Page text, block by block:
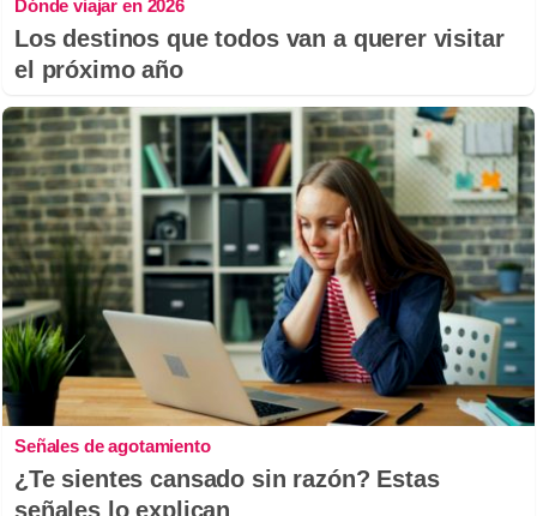
Dónde viajar en 2026
Los destinos que todos van a querer visitar
el próximo año
Señales de agotamiento
¿Te sientes cansado sin razón? Estas
señales lo explican